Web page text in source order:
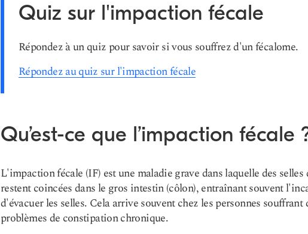
Quiz sur l'impaction fécale
Répondez à un quiz pour savoir si vous souffrez d'un fécalome.
Répondez au quiz sur l'impaction fécale
Qu’est-ce que l’impaction fécale
L'impaction fécale (IF) est une maladie grave dans laquelle des selles
restent coincées dans le gros intestin (côlon), entraînant souvent
d'évacuer les selles. Cela arrive souvent chez les personnes souffrant
problèmes de constipation chronique.